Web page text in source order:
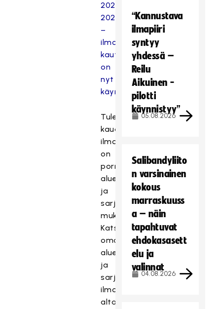
2024-
2025
–
ilmoittautuminen
kauteen
on
nyt
käynnissä
Tulevan
kauden
ilmoittautumiset
on
porrastettu
alueiden
ja
sarjojen
mukaan.
Katso
oman
alueesi
ja
sarjasi
ilmoittautuminen
alta
“Kannustava
ilmapiiri
syntyy
yhdessä –
Reilu
Aikuinen -
pilotti
käynnistyy”
05.08.2026
Salibandyliito
n varsinainen
kokous
marraskuuss
a – näin
tapahtuvat
ehdokasasett
elu ja
valinnat
04.08.2026